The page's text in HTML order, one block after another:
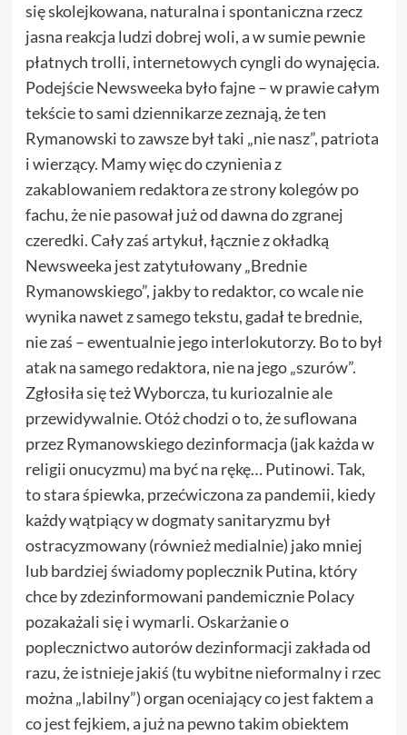
się skolejkowana, naturalna i spontaniczna rzecz
jasna reakcja ludzi dobrej woli, a w sumie pewnie
płatnych trolli, internetowych cyngli do wynajęcia.
Podejście Newsweeka było fajne – w prawie całym
tekście to sami dziennikarze zeznają, że ten
Rymanowski to zawsze był taki „nie nasz”, patriota
i wierzący. Mamy więc do czynienia z
zakablowaniem redaktora ze strony kolegów po
fachu, że nie pasował już od dawna do zgranej
czeredki. Cały zaś artykuł, łącznie z okładką
Newsweeka jest zatytułowany „Brednie
Rymanowskiego”, jakby to redaktor, co wcale nie
wynika nawet z samego tekstu, gadał te brednie,
nie zaś – ewentualnie jego interlokutorzy. Bo to był
atak na samego redaktora, nie na jego „szurów”.
Zgłosiła się też Wyborcza, tu kuriozalnie ale
przewidywalnie. Otóż chodzi o to, że suflowana
przez Rymanowskiego dezinformacja (jak każda w
religii onucyzmu) ma być na rękę… Putinowi. Tak,
to stara śpiewka, przećwiczona za pandemii, kiedy
każdy wątpiący w dogmaty sanitaryzmu był
ostracyzmowany (również medialnie) jako mniej
lub bardziej świadomy poplecznik Putina, który
chce by zdezinformowani pandemicznie Polacy
pozakażali się i wymarli. Oskarżanie o
poplecznictwo autorów dezinformacji zakłada od
razu, że istnieje jakiś (tu wybitne nieformalny i rzec
można „labilny”) organ oceniający co jest faktem a
co jest fejkiem, a już na pewno takim obiektem